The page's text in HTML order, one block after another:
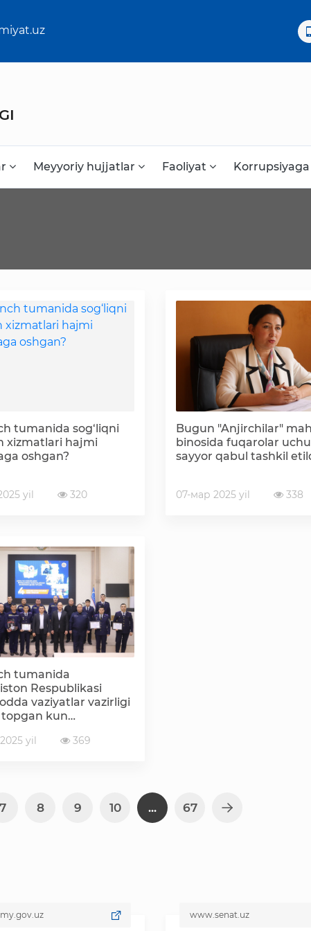
Meyyoriy hujjatlar Faoliyat
Korrupsiyaga qarshi kurashish bo'yicha idoraviy
Korrupsiyaga qarshi kurashish bo'yicha amalga
tumanida sog‘liqni
xizmatlari hajmi
oshgan?
yil 320
Bugun "Anjirchilar"
binosida fuqarolar
sayyor qabul tashkil
07-мар 2025 yil 338
tumanida
Respublikasi
vaziyatlar vazirligi
kun
yil 369
7 8 9 10 ... 67
www.senat.uz